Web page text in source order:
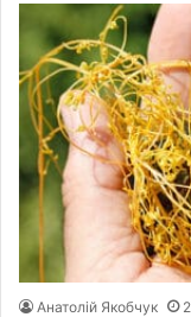
Анатолій Якобчук